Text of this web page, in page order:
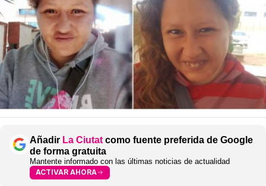
Añadir La Ciutat como fuente preferida de Google
de forma gratuita
Mantente informado con las últimas noticias de actualidad
ACTIVAR AHORA